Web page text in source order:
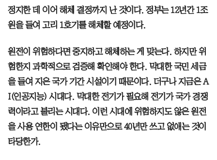
정지한 데 이어 해체 결정까지 난 것이다. 정부는 12년간 1조
원을 들여 고리 1호기를 해체할 예정이다.
원전이 위험하다면 중지하고 해체하는 게 맞는다. 하지만 위
험한지 과학적으로 검증해 확인해야 한다. 막대한 국민 세금
을 들여 지은 국가 기간 시설이기 때문이다. 더구나 지금은 A
I(인공지능) 시대다. 막대한 전기가 필요해 전기가 국가 경쟁
력이라고 불리는 시대다. 이런 시대에 위험하지도 않은 원전
을 사용 연한이 됐다는 이유만으로 40년만 쓰고 없애는 것이
타당한가.